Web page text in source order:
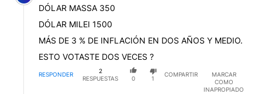
DÓLAR MASSA 350
DÓLAR MILEI 1500
MÁS DE 3 % DE INFLACIÓN EN DOS AÑOS Y MEDIO.
ESTO VOTASTE DOS VECES ?
RESPONDER
2
RESPUESTAS
0 1
COMPARTIR
MARCAR
COMO
INAPROPIADO